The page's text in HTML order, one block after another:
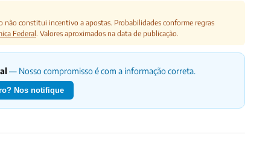
não constitui incentivo a apostas. Probabilidades conforme regras
Federal. Valores aproximados na data de publicação.
— Nosso compromisso é com a informação correta.
Nos notifique